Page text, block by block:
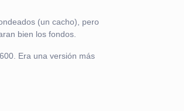
(un cacho), pero
bien los fondos.
Era una versión más